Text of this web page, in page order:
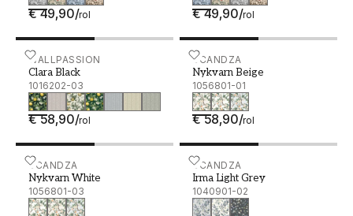
€ 49,90/rol € 49,90/rol
WALLPASSION
Clara Black
1016202-03
€ 58,90/rol
Clara Black - 1016202-03 SCANDZA
Nykvarn Beige
1056801-01
€ 58,90/rol
Nykvarn Beige - 1056801-
SCANDZA
Nykvarn White
1056801-03
Nykvarn White - 1056801-03SCANDZA
Irma Light Grey
1040901-02
Irma Light Grey -